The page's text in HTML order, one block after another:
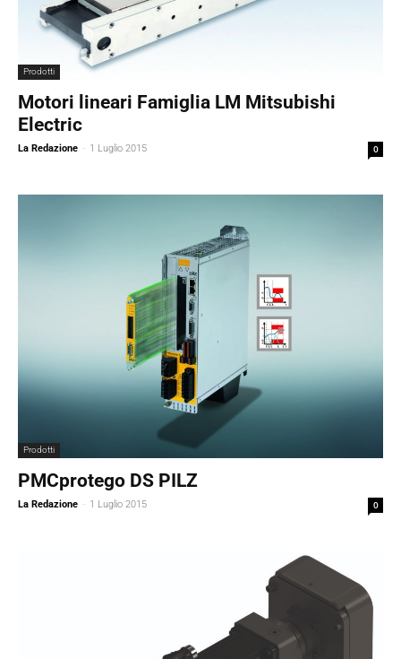
Prodotti
Motori lineari Famiglia LM Mitsubishi
Electric
La Redazione - 1 Luglio 2015 0
Prodotti
PMCprotego DS PILZ
La Redazione - 1 Luglio 2015 0